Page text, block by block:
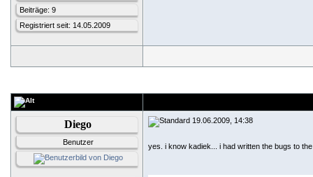
Beiträge: 9
Registriert seit: 14.05.2009
Diego
Benutzer
19.06.2009, 14:38
yes. i know kadiek... i had written the bugs to